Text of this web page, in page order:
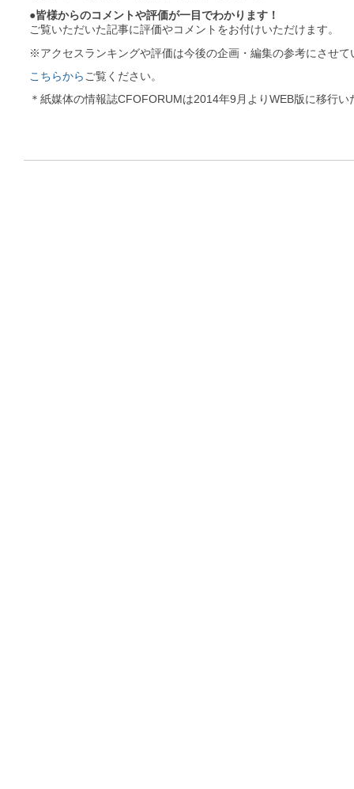
●皆様からのコメントや評価が一目でわかります！
ご覧いただいた記事に評価やコメントをお付けいただけます。
※アクセスランキングや評価は今後の企画・編集の参考にさせて
こちらから ご覧ください。
＊紙媒体の情報誌CFOFORUMは2014年9月よりWEB版に移行い